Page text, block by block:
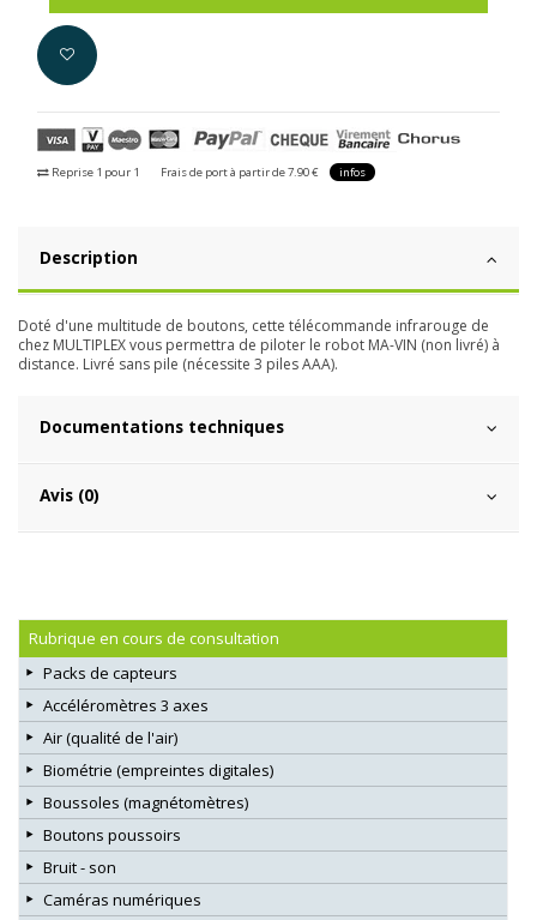
Reprise 1 pour 1 Frais de port à partir de 7.90 € infos
Description
Doté d'une multitude de boutons, cette télécommande infrarouge de
chez MULTIPLEX vous permettra de piloter le robot MA-VIN (non livré) à
distance. Livré sans pile (nécessite 3 piles AAA).
Documentations techniques
Avis (0)
Rubrique en cours de consultation
Packs de capteurs
Accéléromètres 3 axes
Air (qualité de l'air)
Biométrie (empreintes digitales)
Boussoles (magnétomètres)
Boutons poussoirs
Bruit - son
Caméras numériques